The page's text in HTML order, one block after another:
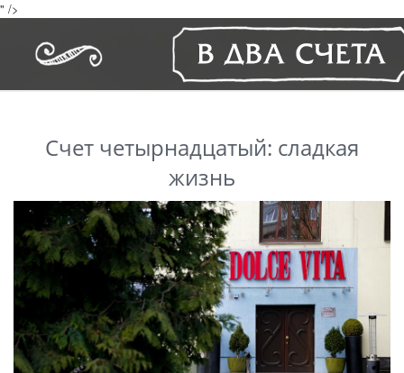
" />
Счет четырнадцатый: сладкая
жизнь